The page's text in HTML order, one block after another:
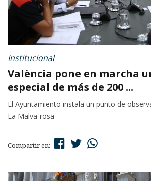
Institucional
València pone en marcha
especial de más de 200 ...
El Ayuntamiento instala un punto de
La Malva-rosa
Compartir en: